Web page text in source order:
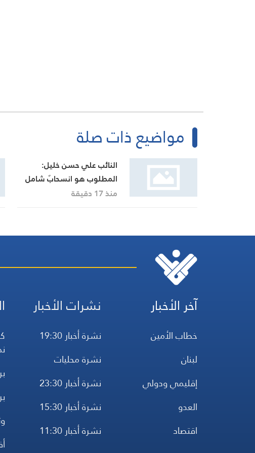
مواضيع ذات صلة
النائب علي حسن خليل:
المطلوب هو انسحابٌ شامل
وكامل للعدو من الجنوب
منذ 17 دقيقة
آخر الأخبار
خطاب الأمين
لبنان
إقليمي ودولي
العدو
اقتصاد
نشرات الأخبار
نشرة أخبار 19:30
نشرة محليات
نشرة أخبار 23:30
نشرة أخبار 15:30
نشرة أخبار 11:30